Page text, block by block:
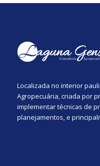
Localizada no interior
Agropecuária, criada por
implementar técnicas de
planejamentos, e